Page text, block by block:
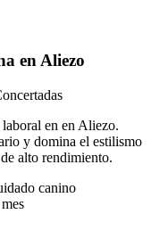
en Aliezo
en en Aliezo.
y domina el estilismo
alto rendimiento.
canino